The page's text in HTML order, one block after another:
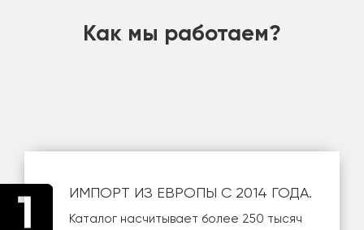
Как мы работаем?
ИМПОРТ ИЗ ЕВРОПЫ С 2014 ГОДА.
Каталог насчитывает более 250 тысяч